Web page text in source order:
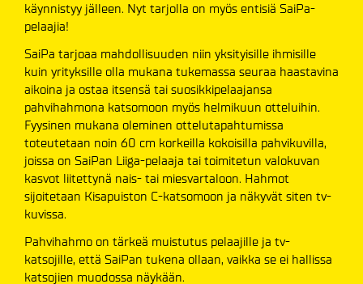
käynnistyy jälleen. Nyt tarjolla on myös entisiä SaiPa-
pelaajia!
SaiPa tarjoaa mahdollisuuden niin yksityisille ihmisille
kuin yrityksille olla mukana tukemassa seuraa haastavina
aikoina ja ostaa itsensä tai suosikkipelaajansa
pahvihahmona katsomoon myös helmikuun otteluihin.
Fyysinen mukana oleminen ottelutapahtumissa
toteutetaan noin 60 cm korkeilla kokoisilla pahvikuvilla,
joissa on SaiPan Liiga-pelaaja tai toimitetun valokuvan
kasvot liitettynä nais- tai miesvartaloon. Hahmot
sijoitetaan Kisapuiston C-katsomoon ja näkyvät siten tv-
kuvissa.
Pahvihahmo on tärkeä muistutus pelaajille ja tv-
katsojille, että SaiPan tukena ollaan, vaikka se ei hallissa
katsojien muodossa näykään.